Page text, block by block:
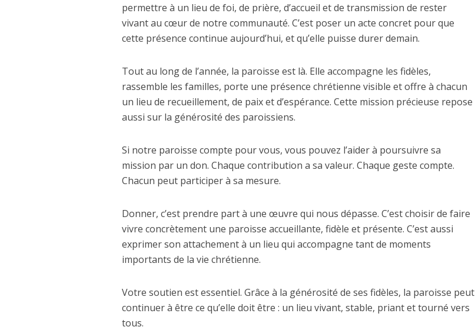
permettre à un lieu de foi, de prière, d’accueil et de transmission de rester
vivant au cœur de notre communauté. C’est poser un acte concret pour que
cette présence continue aujourd’hui, et qu’elle puisse durer demain.
Tout au long de l’année, la paroisse est là. Elle accompagne les fidèles,
rassemble les familles, porte une présence chrétienne visible et offre à chacun
un lieu de recueillement, de paix et d’espérance. Cette mission précieuse repose
aussi sur la générosité des paroissiens.
Si notre paroisse compte pour vous, vous pouvez l’aider à poursuivre sa
mission par un don. Chaque contribution a sa valeur. Chaque geste compte.
Chacun peut participer à sa mesure.
Donner, c’est prendre part à une œuvre qui nous dépasse. C’est choisir de faire
vivre concrètement une paroisse accueillante, fidèle et présente. C’est aussi
exprimer son attachement à un lieu qui accompagne tant de moments
importants de la vie chrétienne.
Votre soutien est essentiel. Grâce à la générosité de ses fidèles, la paroisse peut
continuer à être ce qu’elle doit être : un lieu vivant, stable, priant et tourné vers
tous.